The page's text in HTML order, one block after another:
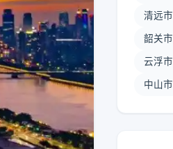
清远市
韶关市
云浮市
中山市